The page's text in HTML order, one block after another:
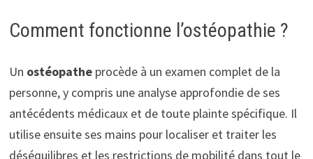
Comment fonctionne l’ostéopathie ?
Un ostéopatheprocède à un examen complet de la
personne, y compris une analyse approfondie de ses
antécédents médicaux et de toute plainte spécifique. Il
utilise ensuite ses mains pour localiser et traiter les
déséquilibres et les restrictions de mobilité dans tout le